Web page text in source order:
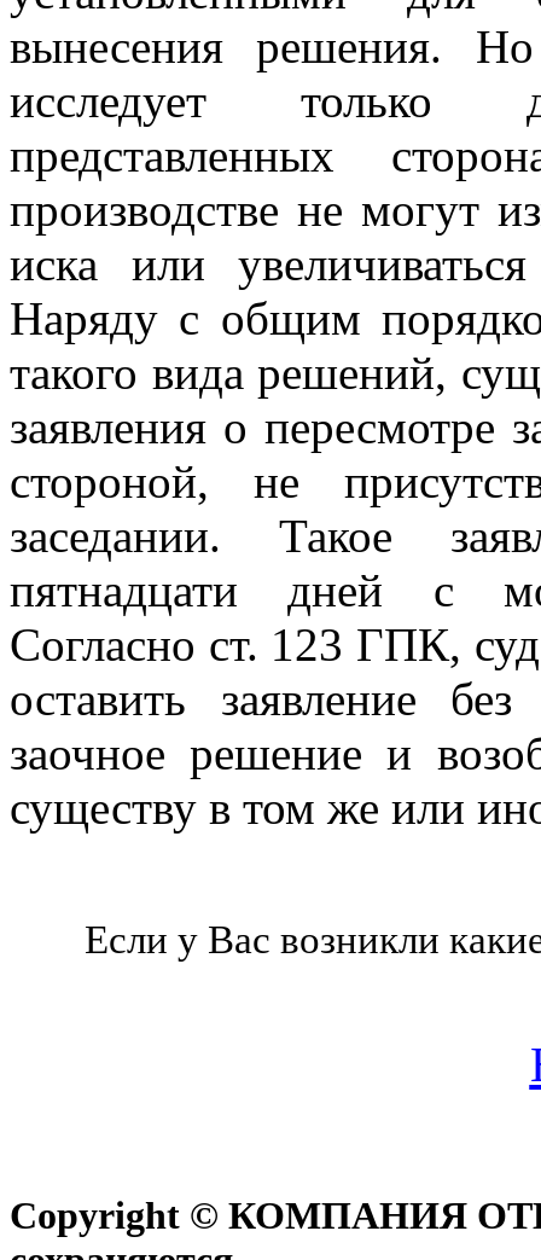
вынесения решения.
исследует только
представленных
производстве не могут
иска или
Наряду с общим
такого вида решений,
заявления о пересмотре
стороной, не
заседании. Такое
пятнадцати дней с
Согласно ст. 123 ГПК,
оставить заявление
заочное решение и
существу в том же или
Если у Вас возникли
Copyright © КОМПАНИЯ